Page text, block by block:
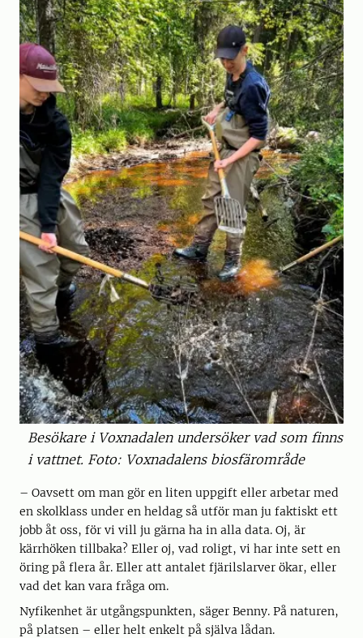
Besökare i Voxnadalen undersöker vad som finns
i vattnet. Foto: Voxnadalens biosfärområde
– Oavsett om man gör en liten uppgift eller arbetar med
en skolklass under en heldag så utför man ju faktiskt ett
jobb åt oss, för vi vill ju gärna ha in alla data. Oj, är
kärrhöken tillbaka? Eller oj, vad roligt, vi har inte sett en
öring på flera år. Eller att antalet fjärilslarver ökar, eller
vad det kan vara fråga om.
Nyfikenhet är utgångspunkten, säger Benny. På naturen,
på platsen – eller helt enkelt på själva lådan.